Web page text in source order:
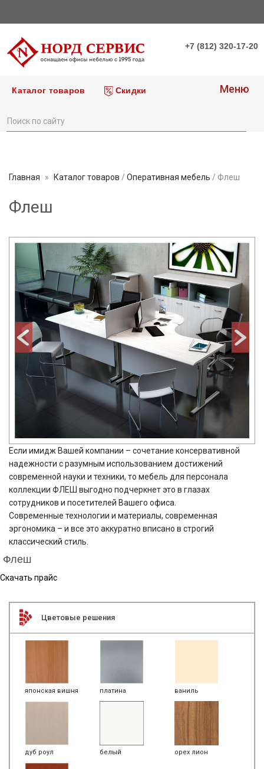
+7 (812) 320-17-20
Каталог товаров Скидки Меню
Главная Каталог товаров / Оперативная мебель / Флеш
Флеш
prev next
Если имидж Вашей компании – сочетание консервативной
надежности с разумным использованием достижений
современной науки и техники, то мебель для персонала
коллекции ФЛЕШ выгодно подчеркнет это в глазах
сотрудников и посетителей Вашего офиса.
Современные технологии и материалы, современная
эргономика – и все это аккуратно вписано в строгий
классический стиль.
Флеш
Скачать прайс
Цветовые решения
японская вишня платина ваниль
дуб роул белый орех лион